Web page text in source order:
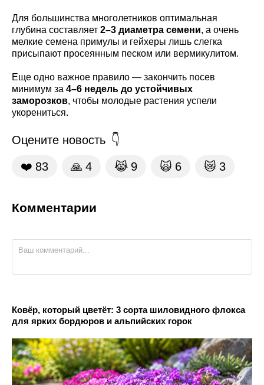
Для большинства многолетников оптимальная
глубина составляет 2–3 диаметра семени, а очень
мелкие семена примулы и гейхеры лишь слегка
присыпают просеянным песком или вермикулитом.
Еще одно важное правило — закончить посев
минимум за 4–6 недель до устойчивых
заморозков, чтобы молодые растения успели
укорениться.
Оцените новость
❤️ 83 🙏 4 😹 9 🙀 6 😿 3
Комментарии
Ковёр, который цветёт: 3 сорта шиловидного флокса
для ярких бордюров и альпийских горок